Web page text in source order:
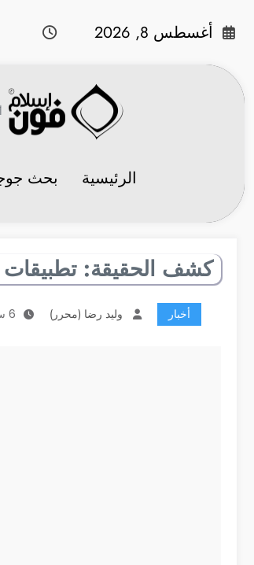
أغسطس 8, 2026
الرئيسية بحث
كشف الحقيقة:
أخبار وليد رضا (محرر) 6 سنوات منذ النشر